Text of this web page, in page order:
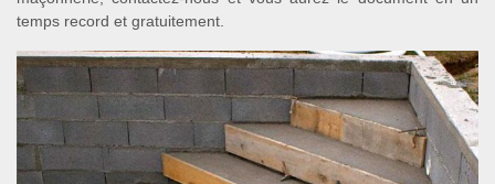
temps record et gratuitement.